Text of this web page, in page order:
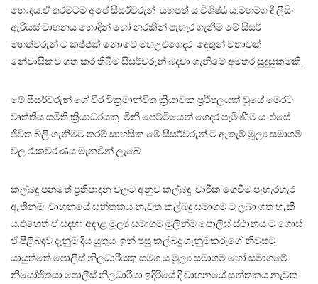
හොදය.ඒ තරමටම අපේ සීසර්වරුන් යහපත් ය.විශිෂ්ඨ ය.මහමග දී ලීසිං
ඇරියස් වාහනය හොදින් හෝ නරකින් පැහැර ගැනීම මේ සීසර්
මහත්වරුන් ට කජ්ජක් නොවේ.මහඋළුගෙදර දෙතුන් වතාවක්
නේවාසිකව ගත කර තිබීම සීසර්වරුන් බදවා ගැනීමේ අමතර සුදුසුකමකි.
මේ සීසර්වරුන් ගේ වීර වික්‍රමාන්විත ක්‍රියාවක ප්‍රථිපලයක් වූයේ මෙරට
වෘත්තීය සමිති ක්‍රියාධරයකු මිනී පෙට්ටියෙන් ගෙදර පැමිණීම ය. එසේ
ජීවිත බිලි ගැනීමට තරම් සාහසික මේ සීසර්වරුන් ට ඇතැම් මූල්‍ය සමාගම්
වල රැකවරණය මැනවින් ලැබේ.
කල්බදු පනතේ ප්‍රතිපාදන වලට අනුව කල්බදු වාරික ගෙවීම පැහැරහැර
ඇතිනම් වාහනයේ සන්තකය නැවත කල්බදු සමාගම ට ලබා ගත හැකි
ය.එහෙත් ඒ සදහා අදාළ මූල්‍ය සමාගම මුලින්ම පොලිස් ස්ථානය ට ගොස්
ඒ පිළිබඳව දැනුම් දිය යුතුය .ඉන් පසු කල්බදු ගැනුම්කරුගේ නිවසට
යායුත්තේ පොලිස් නිලධාරීයකු සමග ය.මූල්‍ය සමාගම හෝ සමාගමේ
නියෝජිතයා පොලිස් නිලධාරීයා ඉදිරියේ දී වාහනයේ සන්තකය නැවත